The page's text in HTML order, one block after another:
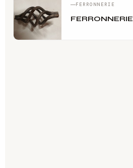
FERRONNERIE
FERRONNERIE